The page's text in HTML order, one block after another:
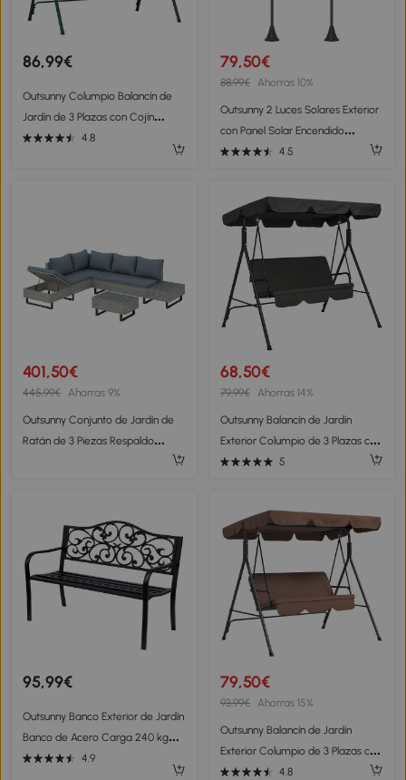
86,99€
Outsunny Columpio Balancín de
Jardín de 3 Plazas con Cojín
Techo Ajustable y Marco de
4.8
79,50€
88,99€ Ahorras 10%
Outsunny 2 Luces Solares Exterior
con Panel Solar Encendido
Automático y Marco de Acero
4.5
401,50€
445,99€ Ahorras 9%
Outsunny Conjunto de Jardín de
Ratán de 3 Piezas Respaldo
Ajustable Incluye Cojines Sofá de
68,50€
79,99€ Ahorras 14%
Outsunny Balancín de Jardín
Exterior Columpio de 3 Plazas con
Toldo Ajustable y Marco de Acero
5
95,99€
Outsunny Banco Exterior de Jardín
Banco de Acero Carga 240 kg
para Patio Terraza Balcón
4.9
79,50€
93,99€ Ahorras 15%
Outsunny Balancín de Jardín
Exterior Columpio de 3 Plazas con
Toldo Ajustable y Marco de Acero
4.8